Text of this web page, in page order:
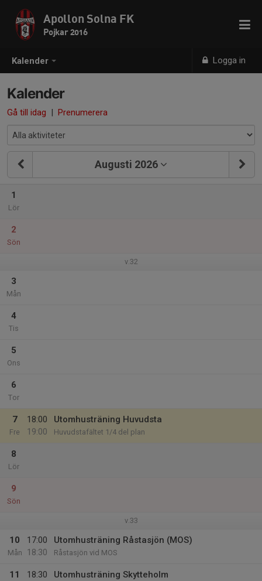
Kalender Logga in
Apollon Solna FK
Pojkar 2016
Kalender
Gå till idag | Prenumerera
Augusti 2026
1
Lör
2
Sön
v.32
3
Mån
4
Tis
5
Ons
6
Tor
7
Fre
18:00
19:00
Utomhusträning Huvudsta
Huvudstafältet 1/4 del plan
8
Lör
9
Sön
v.33
10
Mån
17:00
18:30
Utomhusträning Råstasjön (MOS)
Råstasjön vid MOS
11
18:30
Utomhusträning Skytteholm